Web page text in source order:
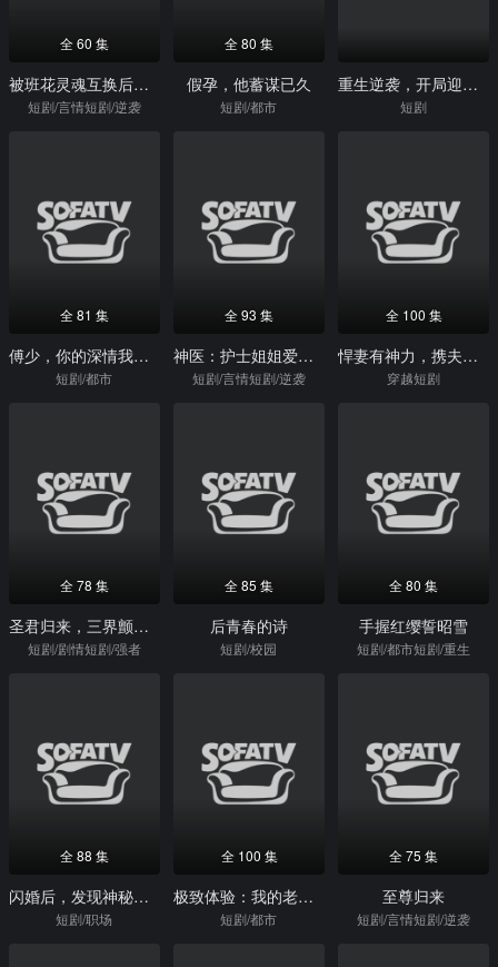
全 60 集
被班花灵魂互换后，我决定这样做
短剧/言情短剧/逆袭
全 80 集
假孕，他蓄谋已久
短剧/都市
重生逆袭，开局迎娶白富美
短剧
全 81 集
傅少，你的深情我不配
短剧/都市
全 93 集
神医：护士姐姐爱上我
短剧/言情短剧/逆袭
全 100 集
悍妻有神力，携夫筑良田
穿越短剧
全 78 集
圣君归来，三界颤抖吧
短剧/剧情短剧/强者
全 85 集
后青春的诗
短剧/校园
全 80 集
手握红缨誓昭雪
短剧/都市短剧/重生
全 88 集
闪婚后，发现神秘老公是上司
短剧/职场
全 100 集
极致体验：我的老婆是美人鱼
短剧/都市
全 75 集
至尊归来
短剧/言情短剧/逆袭